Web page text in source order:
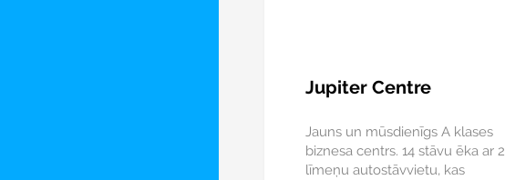
Jupiter Centre
Jauns un mūsdienīgs A klases
biznesa centrs. 14 stāvu ēka ar 2
līmeņu autostāvvietu, kas